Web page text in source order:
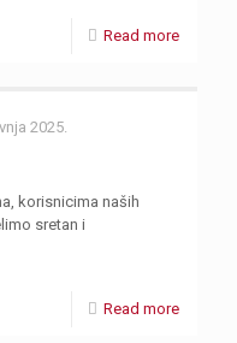
Read more
2025.
korisnicima naših
sretan i
Read more